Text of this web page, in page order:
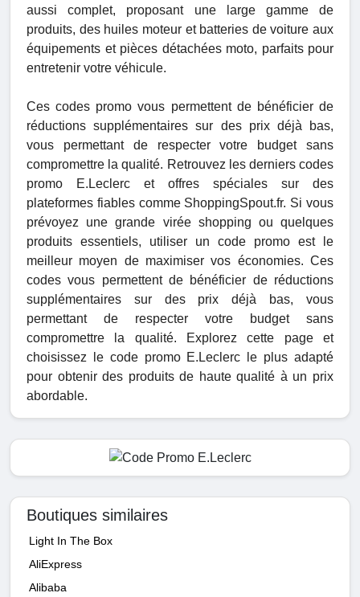
aussi complet, proposant une large gamme de
produits, des huiles moteur et batteries de voiture aux
équipements et pièces détachées moto, parfaits pour
entretenir votre véhicule.
Ces codes promo vous permettent de bénéficier de
réductions supplémentaires sur des prix déjà bas,
vous permettant de respecter votre budget sans
compromettre la qualité. Retrouvez les derniers codes
promo E.Leclerc et offres spéciales sur des
plateformes fiables comme ShoppingSpout.fr. Si vous
prévoyez une grande virée shopping ou quelques
produits essentiels, utiliser un code promo est le
meilleur moyen de maximiser vos économies. Ces
codes vous permettent de bénéficier de réductions
supplémentaires sur des prix déjà bas, vous
permettant de respecter votre budget sans
compromettre la qualité. Explorez cette page et
choisissez le code promo E.Leclerc le plus adapté
pour obtenir des produits de haute qualité à un prix
abordable.
Boutiques similaires
Light In The Box
AliExpress
Alibaba